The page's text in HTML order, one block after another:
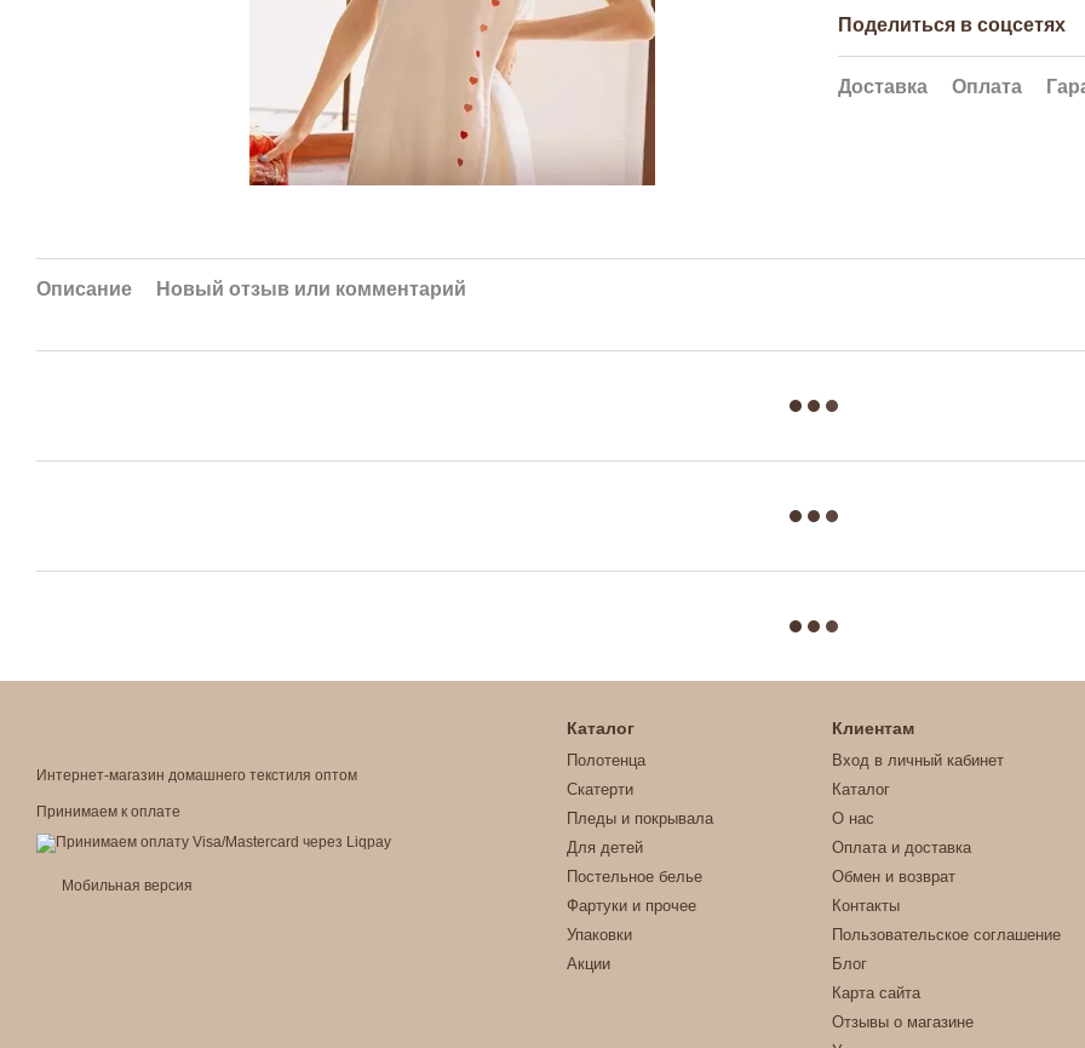
Поделиться в соцсетях
Доставка Оплата
Описание Новый отзыв или комментарий
Интернет-магазин домашнего текстиля оптом
Принимаем к оплате
Мобильная версия
Каталог
Полотенца
Скатерти
Пледы и покрывала
Для детей
Постельное белье
Фартуки и прочее
Упаковки
Акции
Клиентам
Вход в личный кабинет
Каталог
О нас
Оплата и доставка
Обмен и возврат
Контакты
Пользовательское соглашение
Блог
Карта сайта
Отзывы о магазине